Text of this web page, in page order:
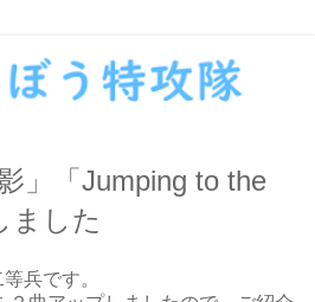
」「Jumping to the
ました
兵です。